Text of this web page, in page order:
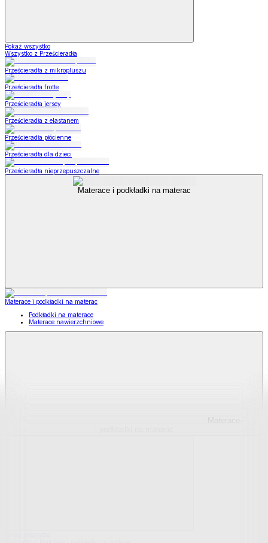
Pokaż wszystko
Wszystko z Prześcieradła
Prześcieradła z mikropluszu
Prześcieradła frotte
Prześcieradła jersey
Prześcieradła z elastanem
Prześcieradła płócienne
Prześcieradła dla dzieci
Prześcieradła nieprzepuszczalne
Materace i podkładki na materac
Materace i podkładki na materac
Podkładki na materace
Materace nawierzchniowe